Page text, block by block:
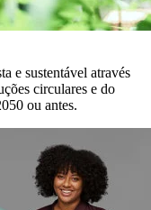
e sustentável através
circulares e do
ou antes.